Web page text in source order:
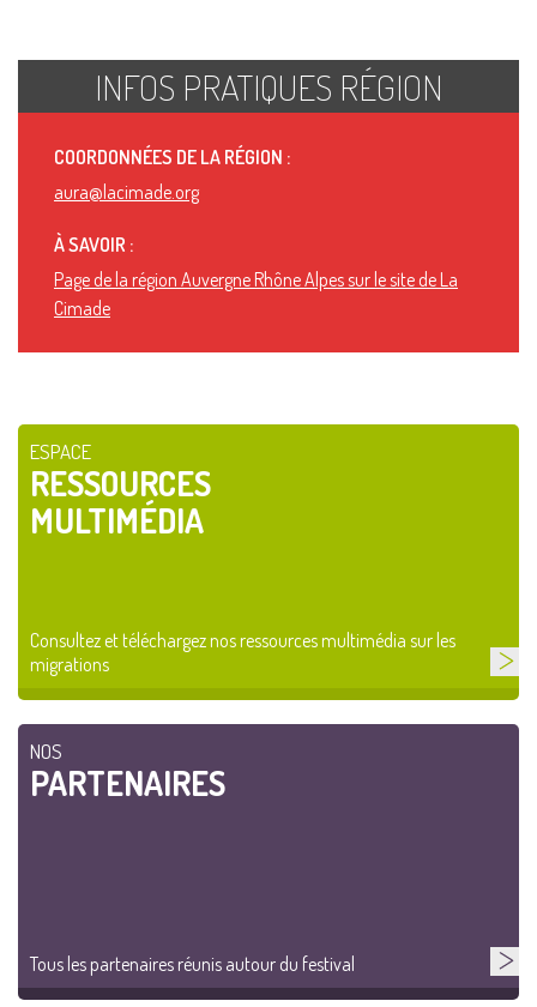
INFOS PRATIQUES RÉGION
COORDONNÉES DE LA RÉGION :
aura@lacimade.org
À SAVOIR :
Page de la région Auvergne Rhône Alpes sur le site de La
Cimade
ESPACE
RESSOURCES
MULTIMÉDIA
Consultez et téléchargez nos ressources multimédia sur les
migrations
NOS
PARTENAIRES
Tous les partenaires réunis autour du festival